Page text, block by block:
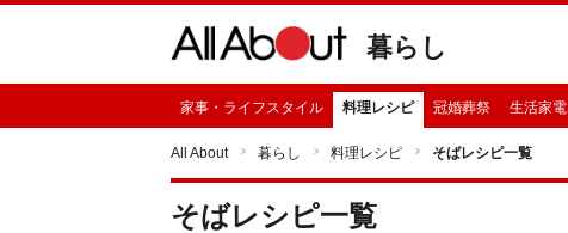
暮らし
家事・ライフスタイル 料理レシピ 冠婚葬祭 生活家電
All About 暮らし 料理レシピ そばレシピ一覧
そばレシピ一覧